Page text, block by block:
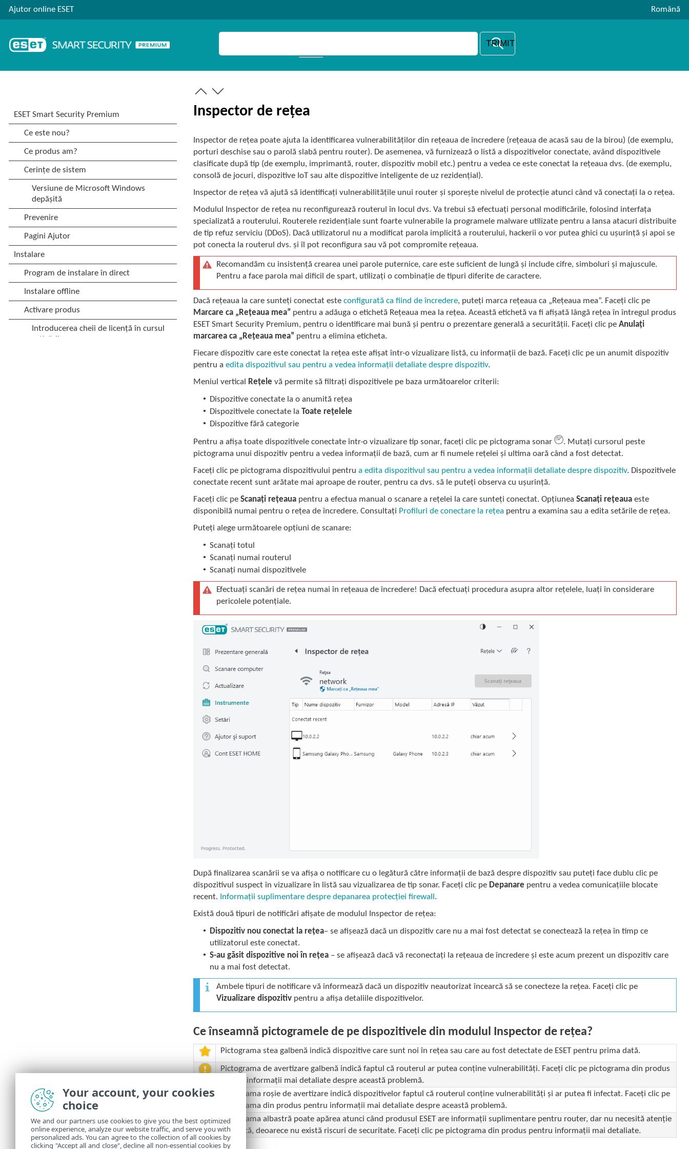
Ajutor online ESET Română
Inspector de rețea
Inspector de rețea poate ajuta la identificarea vulnerabilităților din rețeaua de încredere (rețeaua de acasă sau de la birou) (de exemplu,
porturi deschise sau o parolă slabă pentru router). De asemenea, vă furnizează o listă a dispozitivelor conectate, având dispozitivele
clasificate după tip (de exemplu, imprimantă, router, dispozitiv mobil etc.) pentru a vedea ce este conectat la rețeaua dvs. (de exemplu,
consolă de jocuri, dispozitive IoT sau alte dispozitive inteligente de uz rezidențial).
Inspector de rețea vă ajută să identificați vulnerabilitățile unui router și sporește nivelul de protecție atunci când vă conectați la o rețea.
Modulul Inspector de rețea nu reconfigurează routerul în locul dvs. Va trebui să efectuați personal modificările, folosind interfața
specializată a routerului. Routerele rezidențiale sunt foarte vulnerabile la programele malware utilizate pentru a lansa atacuri distribuite
de tip refuz serviciu (DDoS). Dacă utilizatorul nu a modificat parola implicită a routerului, hackerii o vor putea ghici cu ușurință și apoi se
pot conecta la routerul dvs. și îl pot reconfigura sau vă pot compromite rețeaua.
Recomandăm cu insistență crearea unei parole puternice, care este suficient de lungă și include cifre, simboluri și majuscule.
Pentru a face parola mai dificil de spart, utilizați o combinație de tipuri diferite de caractere.
Dacă rețeaua la care sunteți conectat esteconfigurată ca fiind de încredere, puteți marca rețeaua ca „Rețeaua mea”. Faceți clic pe
Marcare ca „Rețeaua mea” pentru a adăuga o etichetă Rețeaua mea la rețea. Această etichetă va fi afișată lângă rețea în întregul produs
ESET Smart Security Premium, pentru o identificare mai bună și pentru o prezentare generală a securității. Faceți clic peAnulați
marcarea ca „Rețeaua mea” pentru a elimina eticheta.
Fiecare dispozitiv care este conectat la rețea este afișat într-o vizualizare listă, cu informații de bază. Faceți clic pe un anumit dispozitiv
pentru aedita dispozitivul sau pentru a vedea informații detaliate despre dispozitiv.
Meniul vertical
Rețele vă permite să filtrați dispozitivele pe baza următoarelor criterii:
• Dispozitive conectate la o anumită rețea
• Dispozitivele conectate laToate rețelele
• Dispozitive fără categorie
Pentru a afișa toate dispozitivele conectate într-o vizualizare tip sonar, faceți clic pe pictograma sonar
. Mutați cursorul peste
pictograma unui dispozitiv pentru a vedea informații de bază, cum ar fi numele rețelei și ultima oară când a fost detectat.
Faceți clic pe pictograma dispozitivului pentrua edita dispozitivul sau pentru a vedea informații detaliate despre dispozitiv. Dispozitivele
conectate recent sunt arătate mai aproape de router, pentru ca dvs. să le puteți observa cu ușurință.
Faceți clic peScanați rețeaua pentru a efectua manual o scanare a rețelei la care sunteți conectat. OpțiuneaScanați rețeaua este
disponibilă numai pentru o rețea de încredere. Consultați Profiluri de conectare la rețea pentru a examina sau a edita setările de rețea.
Puteți alege următoarele opțiuni de scanare:
• Scanați totul
• Scanați numai routerul
• Scanați numai dispozitivele
Efectuați scanări de rețea numai în rețeaua de încredere! Dacă efectuați procedura asupra altor rețelele, luați în considerare
pericolele potențiale.
După finalizarea scanării se va afișa o notificare cu o legătură către informații de bază despre dispozitiv sau puteți face dublu clic pe
dispozitivul suspect în vizualizare în listă sau vizualizarea de tip sonar. Faceți clic pe Depanare pentru a vedea comunicațiile blocate
recent. Informații suplimentare despre depanarea protecției firewall .
Există două tipuri de notificări afișate de modulul Inspector de rețea:
• Dispozitiv nou conectat la rețea– se afișează dacă un dispozitiv care nu a mai fost detectat se conectează la rețea în timp ce
utilizatorul este conectat.
• S-au găsit dispozitive noi în rețea – se afișează dacă vă reconectați la rețeaua de încredere și este acum prezent un dispozitiv care
nu a mai fost detectat.
Ambele tipuri de notificare vă informează dacă un dispozitiv neautorizat încearcă să se conecteze la rețea. Faceți clic pe
Vizualizare dispozitiv pentru a afișa detaliile dispozitivelor.
Ce înseamnă pictogramele de pe dispozitivele din modulul Inspector de rețea?
Pictograma stea galbenă indică dispozitive care sunt noi în rețea sau care au fost detectate de ESET pentru prima dată.
Pictograma de avertizare galbenă indică faptul că routerul ar putea conține vulnerabilități. Faceți clic pe pictograma din produs
pentru informații mai detaliate despre această problemă.
Pictograma roșie de avertizare indică dispozitivelor faptul că routerul conține vulnerabilități și ar putea fi infectat. Faceți clic pe
pictograma din produs pentru informații mai detaliate despre această problemă.
Pictograma albastră poate apărea atunci când produsul ESET are informații suplimentare pentru router, dar nu necesită atenție
imediată, deoarece nu există riscuri de securitate. Faceți clic pe pictograma din produs pentru informații mai detaliate.
Your account, your cookies
choice
We and our partners use cookies to give you the best optimized
online experience, analyze our website traffic, and serve you with
personalized ads. You can agree to the collection of all cookies by
clicking "Accept all and close", decline all non-essential cookies by